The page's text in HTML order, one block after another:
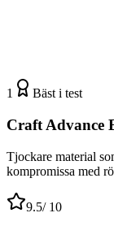
1 Bäst i test
Craft Advance
Tjockare material
kompromissa med
9.5/ 10